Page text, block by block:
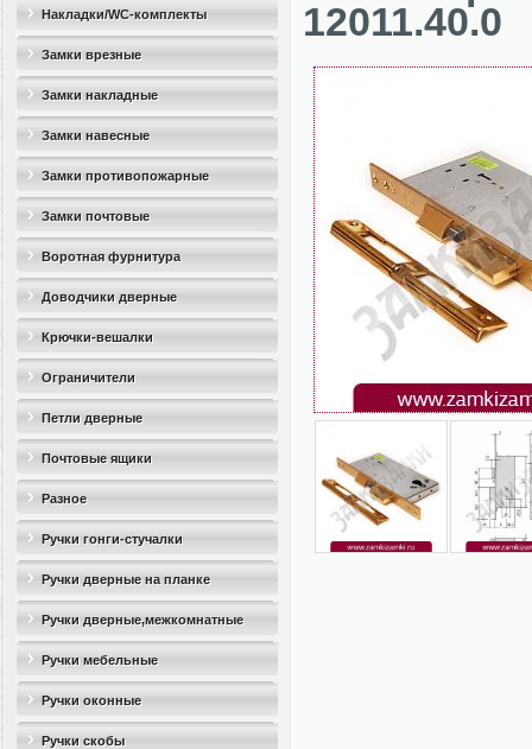
Накладки/WC-комплекты
Замки врезные
Замки накладные
Замки навесные
Замки противопожарные
Замки почтовые
Воротная фурнитура
Доводчики дверные
Крючки-вешалки
Ограничители
дверные(стопоры)
Петли дверные
Почтовые ящики
Разное
Ручки гонги-стучалки
Ручки дверные на планке
Ручки дверные,межкомнатные
Ручки мебельные
Ручки оконные
Ручки скобы
12011.40.0